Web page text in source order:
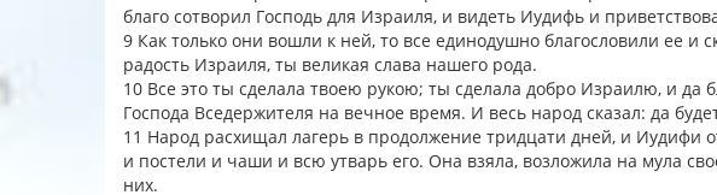
благо сотворил Господь для Израиля, и видеть Иудифь и
9 Как только они вошли к ней, то все единодушно благословили ее и
радость Израиля, ты великая слава нашего рода.
10 Все это ты сделала твоею рукою; ты сделала добро Израилю, и да
Господа Вседержителя на вечное время. И весь народ сказал: да
11 Народ расхищал лагерь в продолжение тридцати дней, и Иудифи
и постели и чаши и всю утварь его. Она взяла, возложила на мула
них.